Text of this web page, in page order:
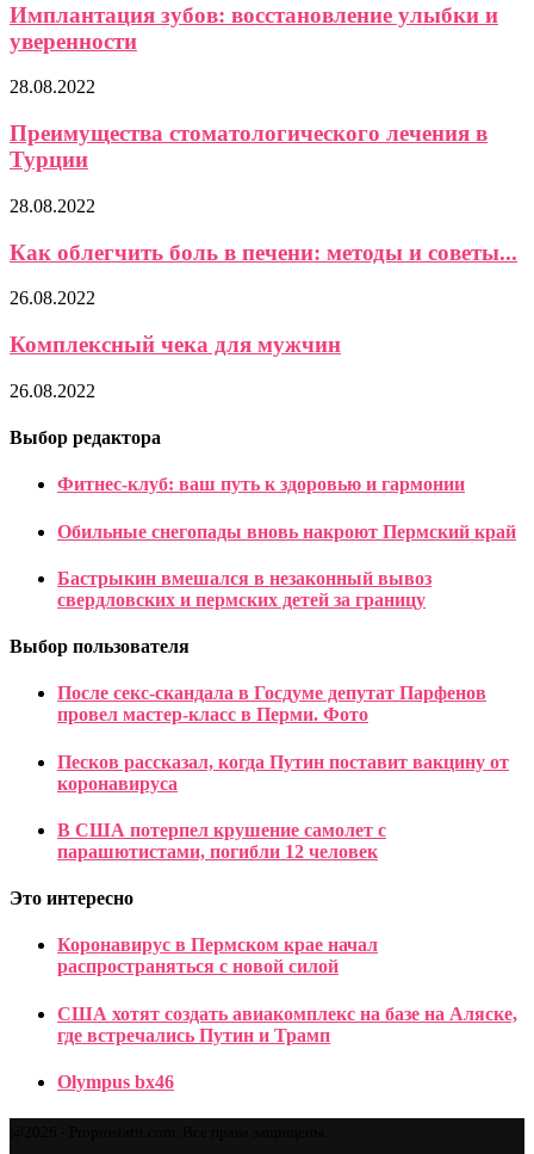
Имплантация зубов: восстановление улыбки и
уверенности
28.08.2022
Преимущества стоматологического лечения в
Турции
28.08.2022
Как облегчить боль в печени: методы и советы...
26.08.2022
Комплексный чека для мужчин
26.08.2022
Выбор редактора
Фитнес-клуб: ваш путь к здоровью и гармонии
Обильные снегопады вновь накроют Пермский край
Бастрыкин вмешался в незаконный вывоз
свердловских и пермских детей за границу
Выбор пользователя
После секс-скандала в Госдуме депутат Парфенов
провел мастер-класс в Перми. Фото
Песков рассказал, когда Путин поставит вакцину от
коронавируса
В США потерпел крушение самолет с
парашютистами, погибли 12 человек
Это интересно
Коронавирус в Пермском крае начал
распространяться с новой силой
США хотят создать авиакомплекс на базе на Аляске,
где встречались Путин и Трамп
Olympus bx46